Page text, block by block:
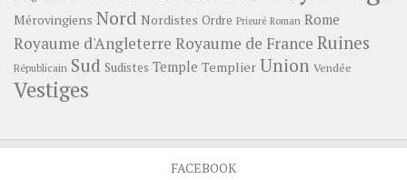
Mérovingiens Nord Nordistes Ordre Prieuré Roman Rome
Royaume d'Angleterre Royaume de France Ruines
Républicain Sud Sudistes Temple Templier Union Vendée
Vestiges
FACEBOOK